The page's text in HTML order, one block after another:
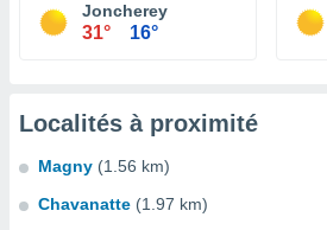
Joncherey
31° 16°
Localités à proximité
Magny (1.56 km)
Chavanatte (1.97 km)